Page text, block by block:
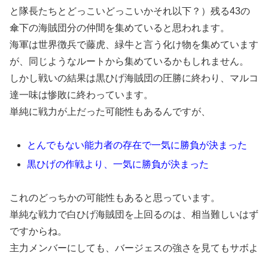
と隊長たちとどっこいどっこいかそれ以下？）残る43の
傘下の海賊団分の仲間を集めていると思われます。
海軍は世界徴兵で藤虎、緑牛と言う化け物を集めています
が、同じようなルートから集めているかもしれません。
しかし戦いの結果は黒ひげ海賊団の圧勝に終わり、マルコ
達一味は惨敗に終わっています。
単純に戦力が上だった可能性もあるんですが、
とんでもない能力者の存在で一気に勝負が決まった
黒ひげの作戦より、一気に勝負が決まった
これのどっちかの可能性もあると思っています。
単純な戦力で白ひげ海賊団を上回るのは、相当難しいはず
ですからね。
主力メンバーにしても、バージェスの強さを見てもサボよ